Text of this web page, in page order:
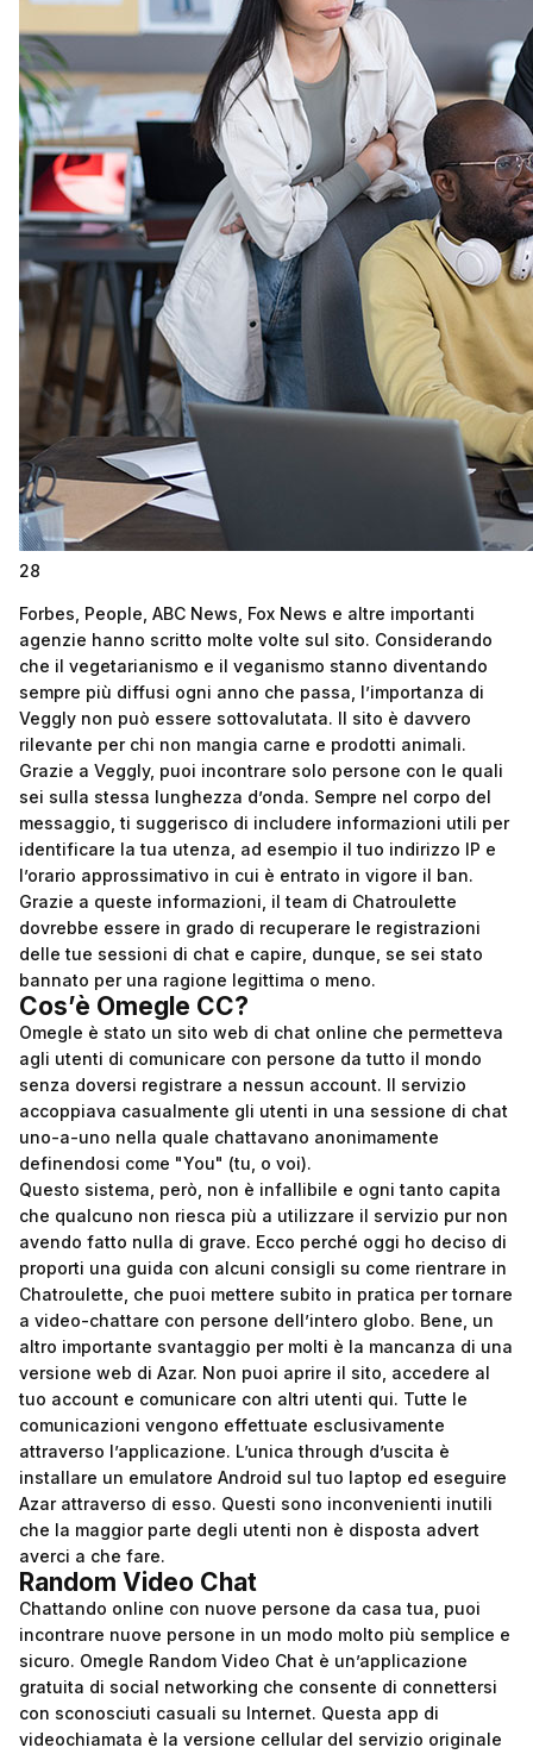
28
Forbes, People, ABC News, Fox News e altre importanti
agenzie hanno scritto molte volte sul sito. Considerando
che il vegetarianismo e il veganismo stanno diventando
sempre più diffusi ogni anno che passa, l’importanza di
Veggly non può essere sottovalutata. Il sito è davvero
rilevante per chi non mangia carne e prodotti animali.
Grazie a Veggly, puoi incontrare solo persone con le quali
sei sulla stessa lunghezza d’onda. Sempre nel corpo del
messaggio, ti suggerisco di includere informazioni utili per
identificare la tua utenza, ad esempio il tuo indirizzo IP e
l’orario approssimativo in cui è entrato in vigore il ban.
Grazie a queste informazioni, il team di Chatroulette
dovrebbe essere in grado di recuperare le registrazioni
delle tue sessioni di chat e capire, dunque, se sei stato
bannato per una ragione legittima o meno.
Cos’è Omegle CC?
Omegle è stato un sito web di chat online che permetteva
agli utenti di comunicare con persone da tutto il mondo
senza doversi registrare a nessun account. Il servizio
accoppiava casualmente gli utenti in una sessione di chat
uno-a-uno nella quale chattavano anonimamente
definendosi come "You" (tu, o voi).
Questo sistema, però, non è infallibile e ogni tanto capita
che qualcuno non riesca più a utilizzare il servizio pur non
avendo fatto nulla di grave. Ecco perché oggi ho deciso di
proporti una guida con alcuni consigli su come rientrare in
Chatroulette, che puoi mettere subito in pratica per tornare
a video-chattare con persone dell’intero globo. Bene, un
altro importante svantaggio per molti è la mancanza di una
versione web di Azar. Non puoi aprire il sito, accedere al
tuo account e comunicare con altri utenti qui. Tutte le
comunicazioni vengono effettuate esclusivamente
attraverso l’applicazione. L’unica through d’uscita è
installare un emulatore Android sul tuo laptop ed eseguire
Azar attraverso di esso. Questi sono inconvenienti inutili
che la maggior parte degli utenti non è disposta advert
averci a che fare.
Random Video Chat
Chattando online con nuove persone da casa tua, puoi
incontrare nuove persone in un modo molto più semplice e
sicuro. Omegle Random Video Chat è un’applicazione
gratuita di social networking che consente di connettersi
con sconosciuti casuali su Internet. Questa app di
videochiamata è la versione cellular del servizio originale